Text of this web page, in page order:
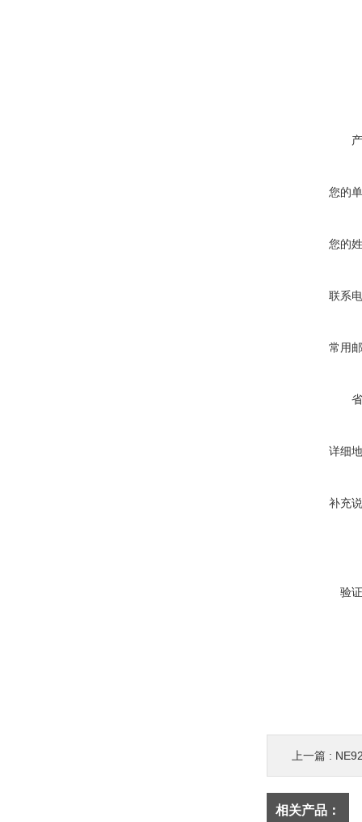
您的
您的
联系
常用
详细
补充
验
上一篇 :
相关产品：